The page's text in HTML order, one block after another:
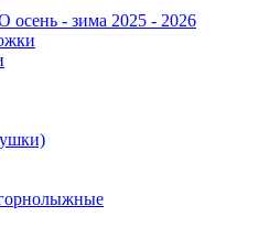
осень - зима 2025 - 2026